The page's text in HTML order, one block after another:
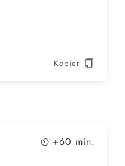
Kopier
+60 min.